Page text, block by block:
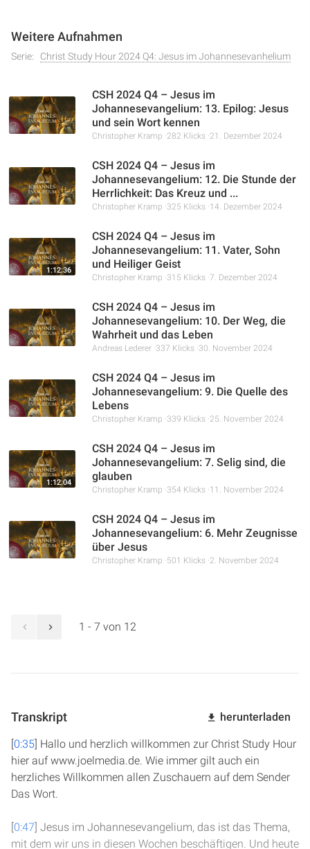
Christus erlangt werden. Ein inspirierendes Studium, das
die zentrale Rolle Jesu in der gesamten Schrift
Weitere Aufnahmen
Serie: Christ Study Hour 2024 Q4: Jesus im Johannesevanhelium
CSH 2024 Q4 – Jesus im
Johannesevangelium: 13. Epilog: Jesus
und sein Wort kennen
Christopher Kramp 282 Klicks 21. Dezember 2024
CSH 2024 Q4 – Jesus im
Johannesevangelium: 12. Die Stunde der
Herrlichkeit: Das Kreuz und ...
Christopher Kramp 325 Klicks 14. Dezember 2024
1:12:36
CSH 2024 Q4 – Jesus im
Johannesevangelium: 11. Vater, Sohn
und Heiliger Geist
Christopher Kramp 315 Klicks 7. Dezember 2024
CSH 2024 Q4 – Jesus im
Johannesevangelium: 10. Der Weg, die
Wahrheit und das Leben
Andreas Lederer 337 Klicks 30. November 2024
CSH 2024 Q4 – Jesus im
Johannesevangelium: 9. Die Quelle des
Lebens
Christopher Kramp 339 Klicks 25. November 2024
1:12:04
CSH 2024 Q4 – Jesus im
Johannesevangelium: 7. Selig sind, die
glauben
Christopher Kramp 354 Klicks 11. November 2024
CSH 2024 Q4 – Jesus im
Johannesevangelium: 6. Mehr Zeugnisse
über Jesus
Christopher Kramp 501 Klicks 2. November 2024
1 - 7 von 12
Transkript herunterladen
[0:35] Hallo und herzlich willkommen zur Christ Study Hour
hier auf www.joelmedia.de. Wie immer gilt auch ein
herzliches Willkommen allen Zuschauern auf dem Sender
Das Wort.
[0:47] Jesus im Johannesevangelium, das ist das Thema,
mit dem wir uns in diesen Wochen beschäftigen. Und heute